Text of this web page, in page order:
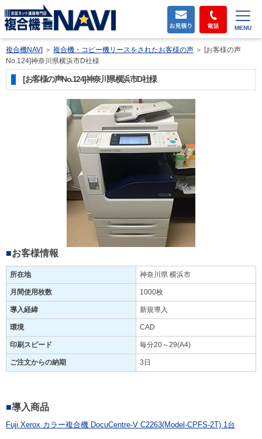
MENU
複合機NAVI ＞ 複合機・コピー機リースをされたお客様の声 ＞ [お客様の声
No.124]神奈川県横浜市D社様
[お客様の声No.124]神奈川県横浜市D社様
■お客様情報
所在地 神奈川県 横浜市
月間使用枚数 1000枚
導入経緯 新規導入
環境 CAD
印刷スピード 毎分20～29(A4)
ご注文からの納期 3日
■導入商品
Fuji Xerox カラー複合機 DocuCentre-V C2263(Model-CPFS-2T) 1台